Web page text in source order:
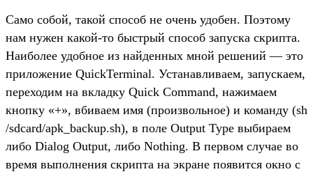
Само собой, такой способ не очень удобен. Поэтому
нам нужен какой-то быстрый способ запуска скрипта.
Наиболее удобное из найденных мной решений — это
приложение QuickTerminal. Устанавливаем, запускаем,
переходим на вкладку Quick Command, нажимаем
кнопку «+», вбиваем имя (произвольное) и команду (sh
/sdcard/apk_backup.sh), в поле Output Type выбираем
либо Dialog Output, либо Nothing. В первом случае во
время выполнения скрипта на экране появится окно с